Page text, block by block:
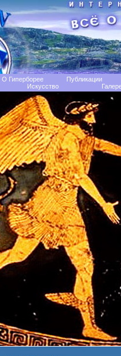
О Гиперборее
Публикации
Искусство